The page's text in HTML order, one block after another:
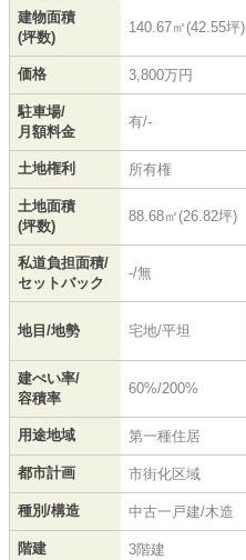
建物面積
(坪数)
140.67㎡(42.55坪)
価格 3,800万円
駐車場/
月額料金
有/-
土地権利 所有権
土地面積
(坪数)
88.68㎡(26.82坪)
私道負担面積/
セットバック
-/無
地目/地勢 宅地/平坦
建ぺい率/
容積率
60%/200%
用途地域 第一種住居
都市計画 市街化区域
種別/構造 中古一戸建/木造
階建 3階建